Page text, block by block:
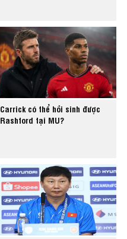
Carrick có thể hồi sinh được
Rashford tại MU?